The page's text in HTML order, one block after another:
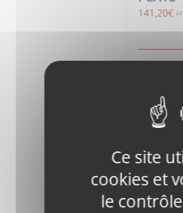
141,20€
panier
Ce site
cookies et
le